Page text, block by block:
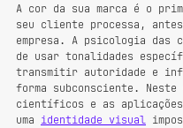
A cor da sua marca é o
seu cliente processa, antes
empresa. A psicologia das
de usar tonalidades
transmitir autoridade e
forma subconsciente.
científicos e as
uma identidade visual